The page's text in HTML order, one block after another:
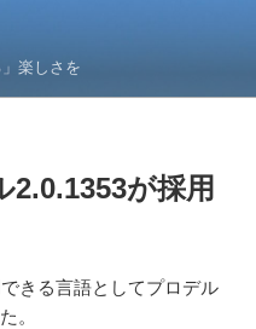
楽しさを
が採用
きる言語としてプロデル
。